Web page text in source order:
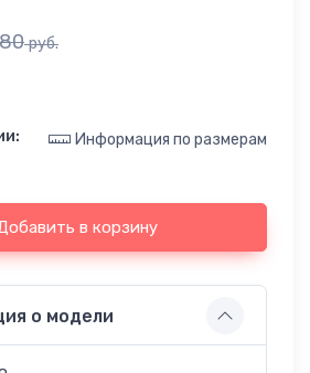
руб.
Информация по размерам
в корзину
о модели